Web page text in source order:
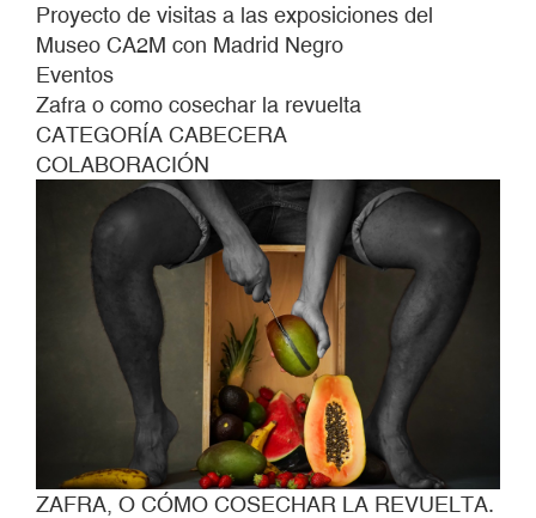
Proyecto de visitas a las exposiciones del
Museo CA2M con Madrid Negro
Eventos
Zafra o como cosechar la revuelta
CATEGORÍA CABECERA
COLABORACIÓN
ZAFRA, O CÓMO COSECHAR LA REVUELTA.